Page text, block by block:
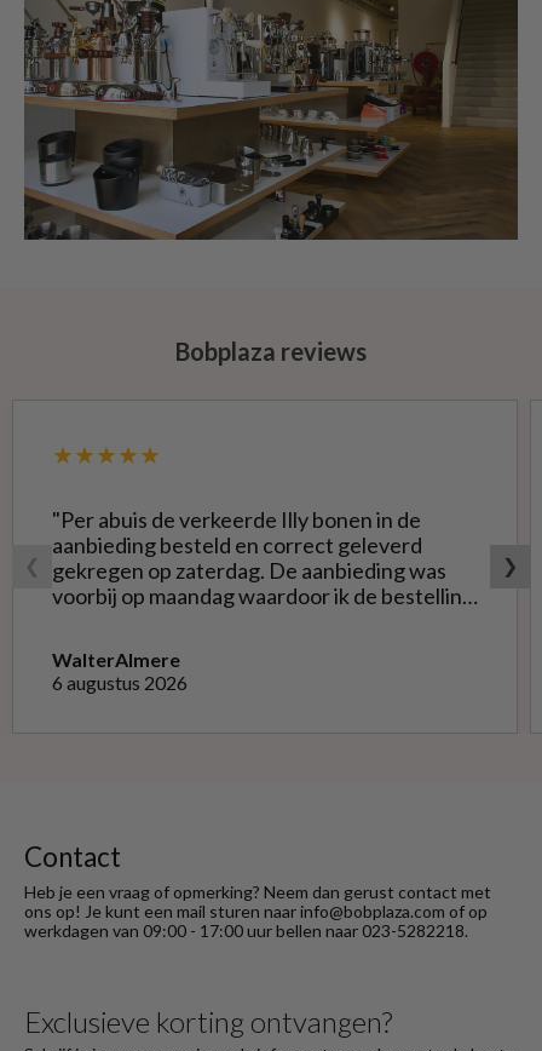
Bobplaza reviews
❮
★★★★★
"Per abuis de verkeerde Illy bonen in de
aanbieding besteld en correct geleverd
gekregen op zaterdag. De aanbieding was
voorbij op maandag waardoor ik de bestelling
worden voor de goede; dat kon misschien in
Haarlem bij de winkel. Op meerdere mails
WalterAlmere
6 augustus 2026
❯
Contact
Heb je een vraag of opmerking? Neem dan gerust contact met
ons op! Je kunt een mail sturen naar info@bobplaza.com of op
werkdagen van 09:00 - 17:00 uur bellen naar 023-5282218.
Exclusieve korting ontvangen?